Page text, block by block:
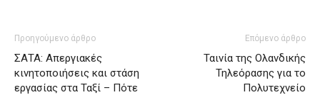
Προηγούμενο άρθρο
ΣΑΤΑ: Απεργιακές
κινητοποιήσεις και στάση
εργασίας στα Ταξί – Πότε
Επόμενο άρθρο
Ταινία της Ολανδικής
Τηλεόρασης για το
Πολυτεχνείο